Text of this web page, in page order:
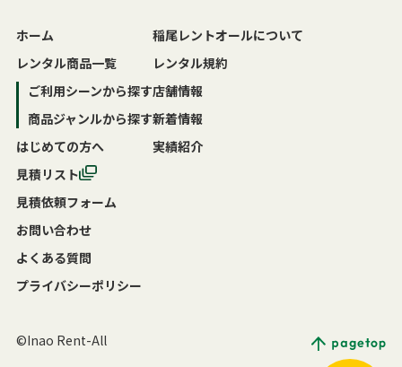
ホーム
レンタル商品一覧
ご利用シーンから探す
商品ジャンルから探す
はじめての方へ
稲尾レントオールについて
レンタル規約
店舗情報
新着情報
実績紹介
見積リスト
見積依頼フォーム
お問い合わせ
よくある質問
プライバシーポリシー
©Inao Rent-All